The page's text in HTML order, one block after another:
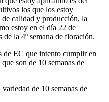
los que los estoy
de calidad y producción, la
estoy en el día 22 de
la 4º semana de floración.
de EC que intento cumplir en
son de 10 semanas de
de 10 semanas de